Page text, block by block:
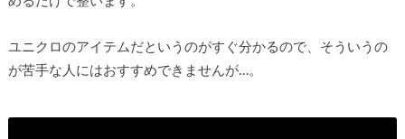
ユニクロのアイテムだというのがすぐ分かるので、そういうの
が苦手な人にはおすすめできませんが…。